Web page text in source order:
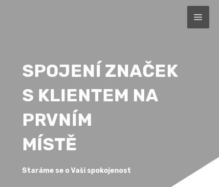
SPOJENÍ ZNAČEK
S KLIENTEM NA
PRVNÍM
MÍSTĚ
Staráme se o Vaši spokojenost